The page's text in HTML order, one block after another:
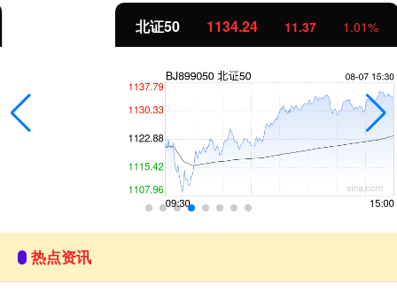
1134.24 11.37 1.01%
热点资讯